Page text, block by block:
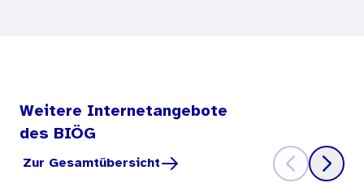
Weitere Internetangebote
des BIÖG
Zur Gesamtübersicht